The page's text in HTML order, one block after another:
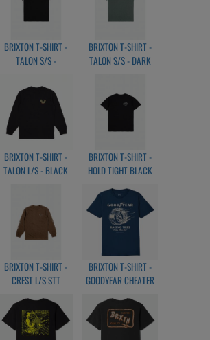
BRIXTON T-SHIRT -
TALON S/S -
BRIXTON T-SHIRT -
TALON S/S - DARK
BRIXTON T-SHIRT -
TALON L/S - BLACK
BRIXTON T-SHIRT -
HOLD TIGHT BLACK
BRIXTON T-SHIRT -
CREST L/S STT
BRIXTON T-SHIRT -
GOODYEAR CHEATER